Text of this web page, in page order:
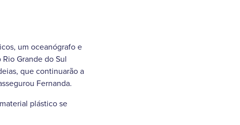
um oceanógrafo e
Grande do Sul
que continuarão a
Fernanda.
plástico se